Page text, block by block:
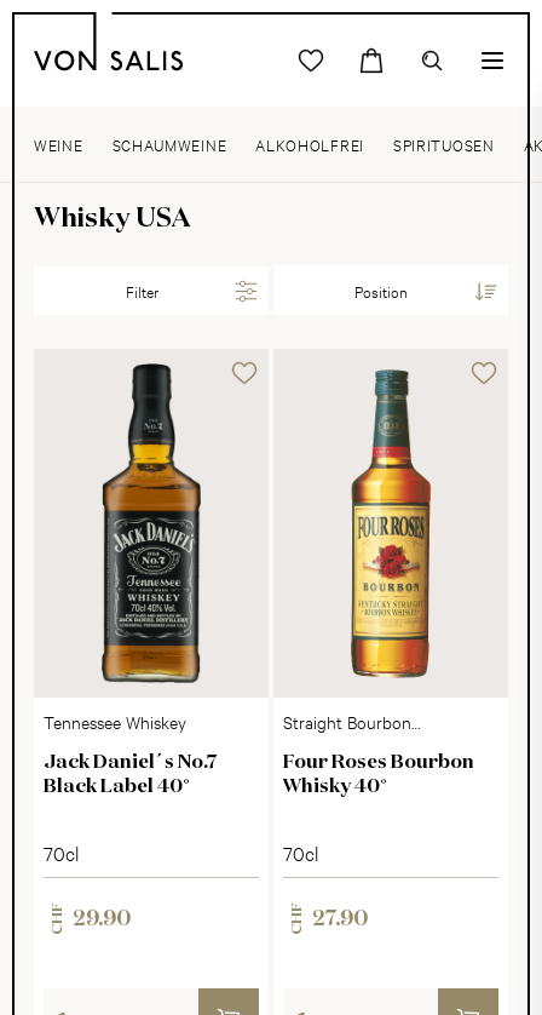
WEINE SCHAUMWEINE ALKOHOLFREI SPIRITUOSEN
Whisky USA
Filter
Tennessee Whiskey
Jack Daniel´s No.7
Black Label 40°
70cl
CHF 29.90
Straight Bourbon
Whiskey
Four Roses Bourbon
Whisky 40°
70cl
CHF 27.90